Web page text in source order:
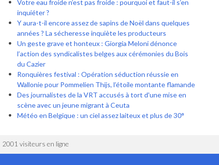
Votre eau froide n’est pas froide : pourquoi et faut-il s’en
inquiéter ?
Y aura-t-il encore assez de sapins de Noël dans quelques
années ? La sécheresse inquiète les producteurs
Un geste grave et honteux : Giorgia Meloni dénonce
l’action des syndicalistes belges aux cérémonies du Bois
du Cazier
Ronquières festival : Opération séduction réussie en
Wallonie pour Pommelien Thijs, l’étoile montante flamande
Des journalistes de la VRT accusés à tort d'une mise en
scène avec un jeune migrant à Ceuta
Météo en Belgique : un ciel assez laiteux et plus de 30°
2001 visiteurs en ligne